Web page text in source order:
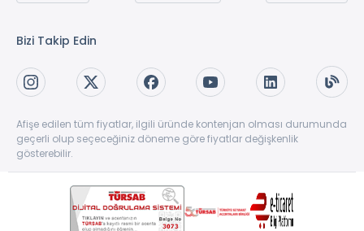
Bizi Takip Edin
Afişe edilen tüm fiyatlar, ilgili üründe kontenjan olması durumunda
geçerli olup seçeceğiniz döneme göre fiyatlar değişkenlik
gösterebilir.